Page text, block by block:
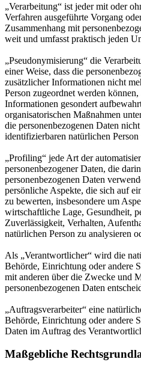
„Verarbeitung“ ist jeder mit oder
Verfahren ausgeführte Vorgang
Zusammenhang mit
weit und umfasst praktisch jeden
„Pseudonymisierung“ die
einer Weise, dass die
zusätzlicher Informationen nicht
Person zugeordnet werden
Informationen gesondert
organisatorischen Maßnahmen
die personenbezogenen Daten
identifizierbaren natürlichen
„Profiling“ jede Art der
personenbezogener Daten, die
personenbezogenen Daten
persönliche Aspekte, die sich auf
zu bewerten, insbesondere um
wirtschaftliche Lage, Gesundheit,
Zuverlässigkeit, Verhalten,
natürlichen Person zu analysieren
Als „Verantwortlicher“ wird die
Behörde, Einrichtung oder andere
mit anderen über die Zwecke und
personenbezogenen Daten
„Auftragsverarbeiter“ eine
Behörde, Einrichtung oder andere
Daten im Auftrag des
Maßgebliche